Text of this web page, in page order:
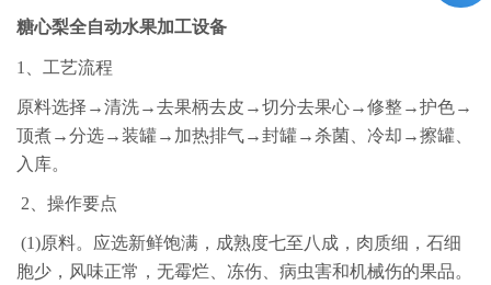
糖心梨全自动水果加工设备
1、工艺流程
原料选择→清洗→去果柄去皮→切分去果心→修整→护色→
顶煮→分选→装罐→加热排气→封罐→杀菌、冷却→擦罐、
入库。
2、操作要点
(1)原料。应选新鲜饱满，成熟度七至八成，肉质细，石细
胞少，风味正常，无霉烂、冻伤、病虫害和机械伤的果品。